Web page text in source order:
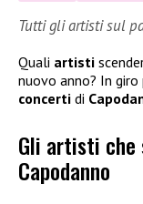
Tutti gli artisti sul
Quali artisti
nuovo anno? In
concerti di
Gli artisti che
Capodanno